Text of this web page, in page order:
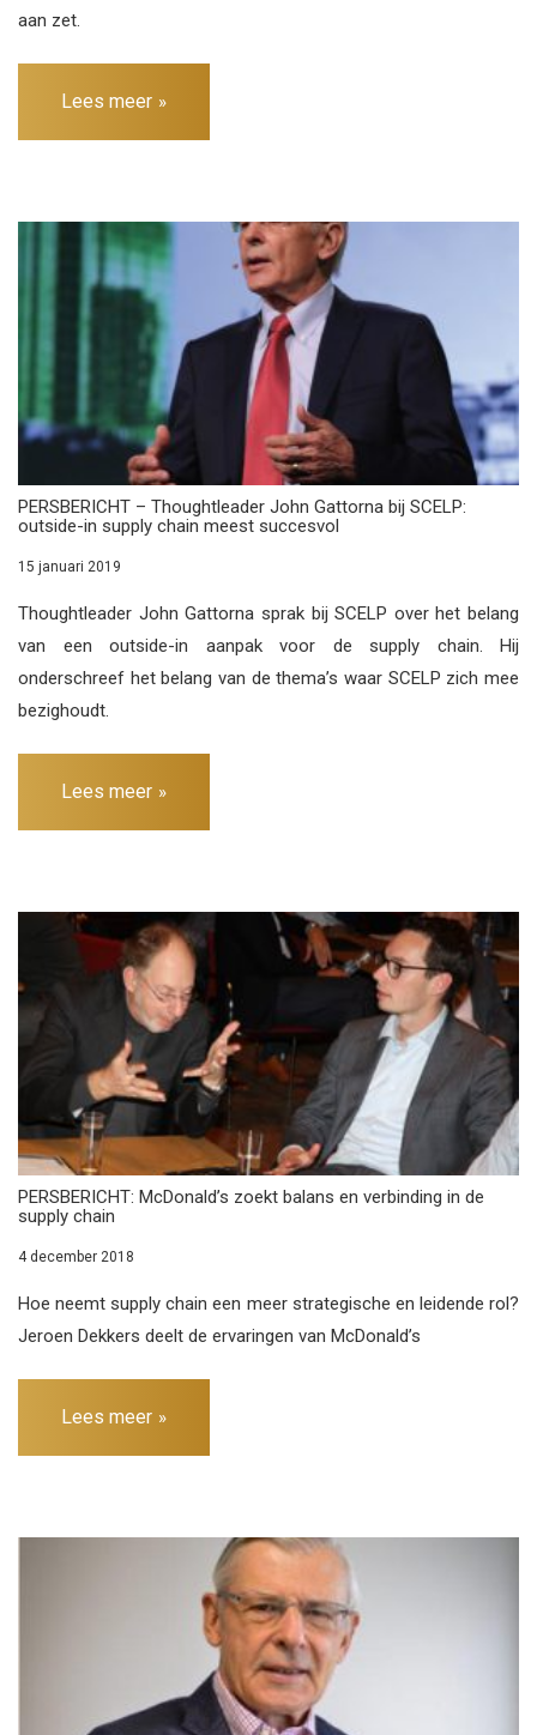
aan zet.
Lees meer
PERSBERICHT – Thoughtleader John Gattorna bij SCELP:
outside-in supply chain meest succesvol
15 januari 2019
Thoughtleader John Gattorna sprak bij SCELP over het belang
van een outside-in aanpak voor de supply chain. Hij
onderschreef het belang van de thema’s waar SCELP zich mee
bezighoudt.
Lees meer
PERSBERICHT: McDonald’s zoekt balans en verbinding in de
supply chain
4 december 2018
Hoe neemt supply chain een meer strategische en leidende rol?
Jeroen Dekkers deelt de ervaringen van McDonald’s
Lees meer